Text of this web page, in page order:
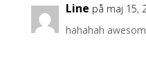
Line på maj 15,
hahahah